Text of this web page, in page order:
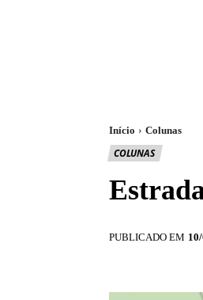
Início Colunas
COLUNAS
PUBLICADO EM